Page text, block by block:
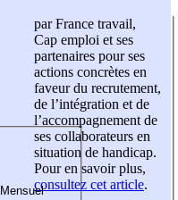
par France travail,
Cap emploi et ses
partenaires pour ses
actions concrètes en
faveur du recrutement,
de l’intégration et de
l’accompagnement de
ses collaborateurs en
situation de handicap.
Pour en savoir plus,
consultez cet article.